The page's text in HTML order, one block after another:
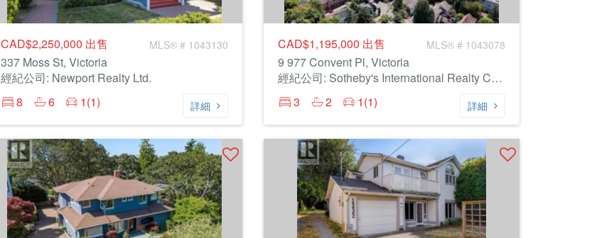
CAD$2,250,000 出售 MLS® # 1043130
337 Moss St, Victoria
經紀公司: Newport Realty Ltd.
8
6 1(1) 詳細
CAD$1,195,000 出售 MLS® # 1043078
9 977 Convent Pl, Victoria
經紀公司: Sotheby's International Realty Canada
3
2 1(1) 詳細